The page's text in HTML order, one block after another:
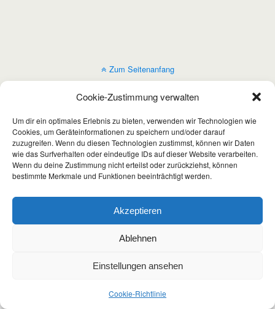
Cookie-Zustimmung verwalten
Um dir ein optimales Erlebnis zu bieten, verwenden wir Technologien wie
Cookies, um Geräteinformationen zu speichern und/oder darauf
zuzugreifen. Wenn du diesen Technologien zustimmst, können wir Daten
wie das Surfverhalten oder eindeutige IDs auf dieser Website verarbeiten.
Wenn du deine Zustimmung nicht erteilst oder zurückziehst, können
bestimmte Merkmale und Funktionen beeinträchtigt werden.
Akzeptieren
Ablehnen
Einstellungen ansehen
Cookie-Richtlinie
Zum Seitenanfang
Mobil Desktop